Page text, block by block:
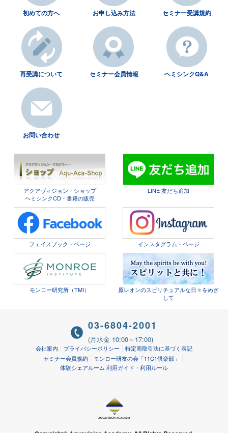
初めての方へ お申し込み方法 セミナー受講規約
再受講について セミナー会員情報 ヘミシンクQ&A
お問い合わせ
アクアヴィジョン・ショップ
ヘミシンクCD・書籍の販売
LINE 友だち追加
フェイスブック・ページ インスタグラム・ページ
モンロー研究所（TMI）
原レオンのスピリチュアルな日々をめざ
して
会社案内 プライバシーポリシー
特定商取引法に基づく表記
セミナー会員規約
モンロー研友の会「11C1倶楽部」
体験シェアルーム 利用ガイド・利用ルール
03-6804-2001
(月水金 10:00～17:00)